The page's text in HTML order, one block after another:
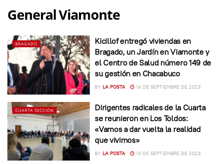
General Viamonte
BRAGADO
Kicillof entregó viviendas en
Bragado, un Jardín en Viamonte y
el Centro de Salud número 149 de
su gestión en Chacabuco
BY LA POSTA 14 DE SEPTIEMBRE DE 2023
CUARTA SECCIÓN
Dirigentes radicales de la Cuarta
se reunieron en Los Toldos:
«Vamos a dar vuelta la realidad
que vivimos»
BY LA POSTA 13 DE SEPTIEMBRE DE 2023